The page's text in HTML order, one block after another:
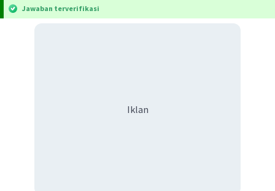
Jawaban terverifikasi
Iklan